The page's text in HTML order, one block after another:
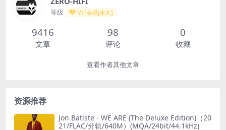
等级 VIP会员[永久]
9416
文章
98
评论
0
收藏
查看作者其他文章
资源推荐
Jon Batiste - WE ARE (The Deluxe Edition)（20
21/FLAC/分轨/640M）(MQA/24bit/44.1kHz)